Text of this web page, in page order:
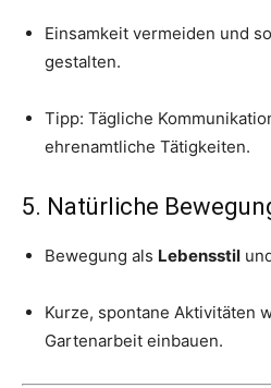
Einsamkeit vermeiden und
gestalten.
Tipp: Tägliche
ehrenamtliche Tätigkeiten.
5. Natürliche
Bewegung als Lebensstil
Kurze, spontane Aktivitäten
Gartenarbeit einbauen.